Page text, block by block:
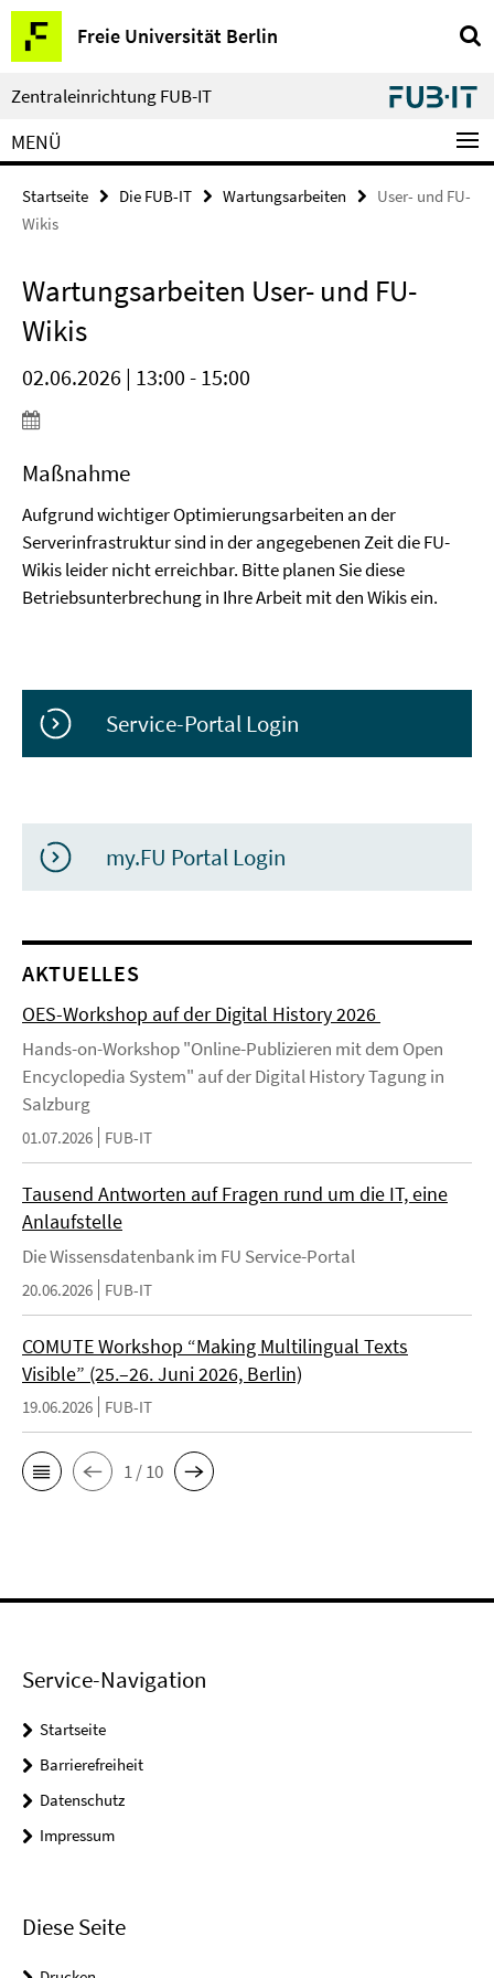
Springe
direkt
zu
Inhalt
Freie Universität Berlin
Service-
Navigation
Zentraleinrichtung FUB-IT
MENÜ
Startseite Die FUB-IT Wartungsarbeiten
User- und FU-
Wikis
Wartungsarbeiten User- und FU-
Wikis
02.06.2026 | 13:00 - 15:00
Maßnahme
Aufgrund wichtiger Optimierungsarbeiten an der
Serverinfrastruktur sind in der angegebenen Zeit die FU-
Wikis leider nicht erreichbar. Bitte planen Sie diese
Betriebsunterbrechung in Ihre Arbeit mit den Wikis ein.
Service-Portal Login
my.FU Portal Login
AKTUELLES
OES-Workshop auf der Digital History 2026
Hands-on-Workshop "Online-Publizieren mit dem Open
Encyclopedia System" auf der Digital History Tagung in
Salzburg
01.07.2026 FUB-IT
Tausend Antworten auf Fragen rund um die IT, eine
Anlaufstelle
Die Wissensdatenbank im FU Service-Portal
20.06.2026 FUB-IT
COMUTE Workshop “Making Multilingual Texts
Visible” (25.–26. Juni 2026, Berlin)
19.06.2026 FUB-IT
1 / 10
Service-Navigation
Startseite
Barrierefreiheit
Datenschutz
Impressum
Diese Seite